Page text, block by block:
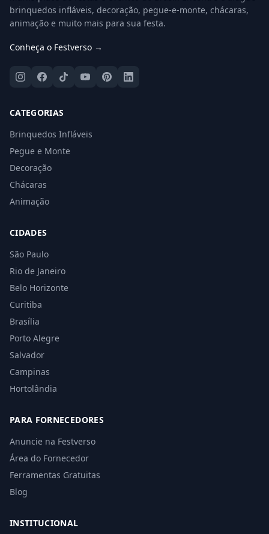
brinquedos infláveis, decoração, pegue-e-monte, chácaras,
animação e muito mais para sua festa.
Conheça o Festverso →
CATEGORIAS
Brinquedos Infláveis
Pegue e Monte
Decoração
Chácaras
Animação
CIDADES
São Paulo
Rio de Janeiro
Belo Horizonte
Curitiba
Brasília
Porto Alegre
Salvador
Campinas
Hortolândia
PARA FORNECEDORES
Anuncie na Festverso
Área do Fornecedor
Ferramentas Gratuitas
Blog
INSTITUCIONAL